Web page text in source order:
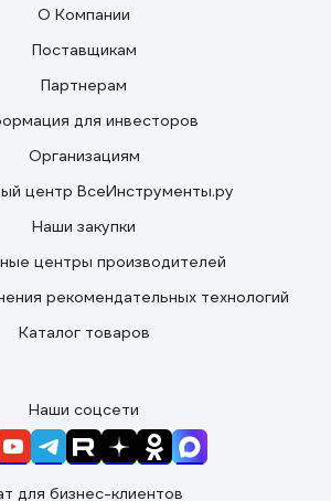
О Компании
Поставщикам
Партнерам
для инвесторов
Организациям
центр ВсеИнструменты.ру
Наши закупки
центры производителей
рекомендательных технологий
Каталог товаров
Наши соцсети
для бизнес-клиентов